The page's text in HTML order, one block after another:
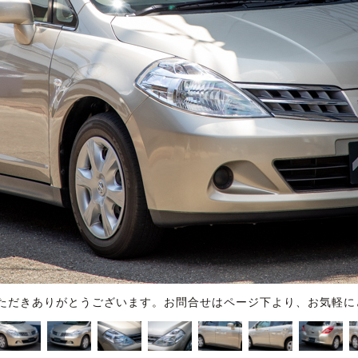
だきありがとうございます。お問合せはページ下より、お気軽